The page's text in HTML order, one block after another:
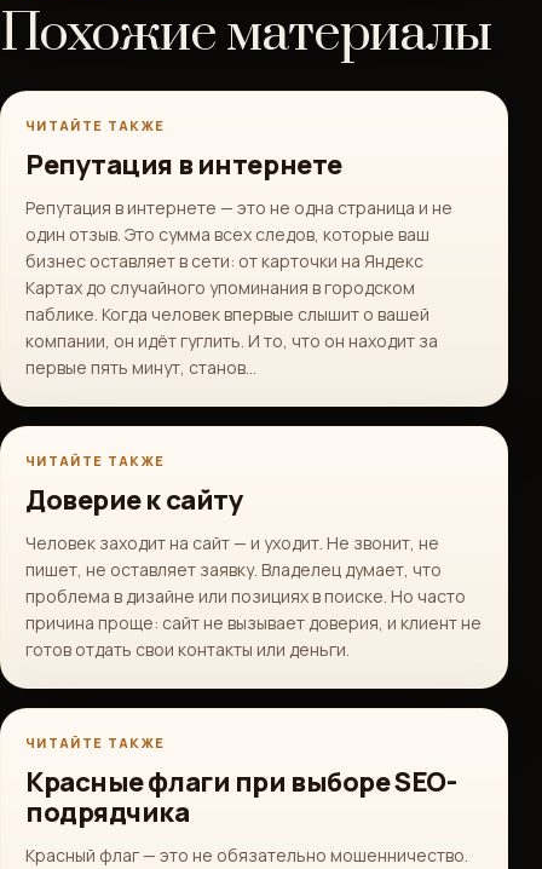
Похожие материалы
ЧИТАЙТЕ ТАКЖЕ
Репутация в интернете
Репутация в интернете — это не одна страница и не
один отзыв. Это сумма всех следов, которые ваш
бизнес оставляет в сети: от карточки на Яндекс
Картах до случайного упоминания в городском
паблике. Когда человек впервые слышит о вашей
компании, он идёт гуглить. И то, что он находит за
первые пять минут, станов…
ЧИТАЙТЕ ТАКЖЕ
Доверие к сайту
Человек заходит на сайт — и уходит. Не звонит, не
пишет, не оставляет заявку. Владелец думает, что
проблема в дизайне или позициях в поиске. Но часто
причина проще: сайт не вызывает доверия, и клиент не
готов отдать свои контакты или деньги.
ЧИТАЙТЕ ТАКЖЕ
Красные флаги при выборе SEO-
подрядчика
Красный флаг — это не обязательно мошенничество.